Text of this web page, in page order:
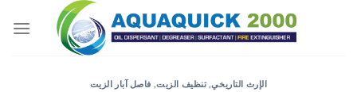
الإرث التاريخي, تنظيف الزيت, فاصل آبار الزيت